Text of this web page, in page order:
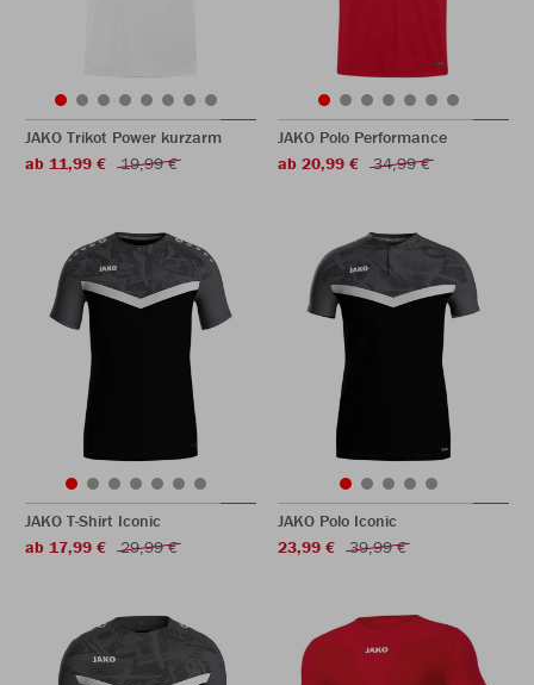
JAKO Trikot Power kurzarm
ab 11,99 €
19,99 €
JAKO Polo Performance
ab 20,99 €
34,99 €
JAKO T-Shirt Iconic
ab 17,99 €
29,99 €
JAKO Polo Iconic
23,99 €
39,99 €